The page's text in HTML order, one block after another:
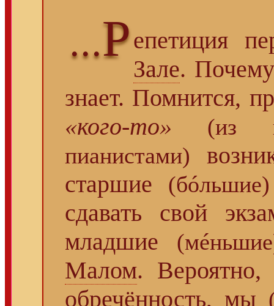
...Репетиция
Зале.
знает. Помнится,
«кого-то»
(из
пианистами)
старшие (бóльшие)
сдавать свой
младшие
Малом.
обречённость, мы